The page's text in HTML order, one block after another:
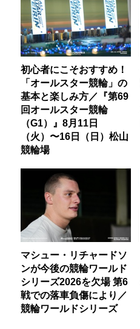
初心者にこそおすすめ！
「オールスター競輪」の
基本と楽しみ方／『第69
回オールスター競輪
（G1）』8月11日
（火）〜16日（日）松山
競輪場
マシュー・リチャードソ
ンが今後の競輪ワールド
シリーズ2026を欠場 第6
戦での落車負傷により／
競輪ワールドシリーズ